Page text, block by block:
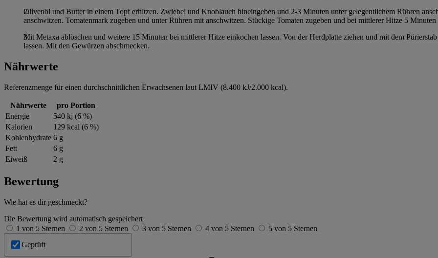
Olivenöl und Butter in einem Topf erhitzen. Zwiebel und Knoblauch hineingeben und 2-3 Minuten unter gelegentlichem Rühren
anschwitzen. Tomatenmark zugeben und unter Rühren mit anschwitzen. Stückige Tomaten zugeben und bei mittlerer Hitze 5 Minuten
Mit Metaxa ablöschen und weitere 15 Minuten bei mittlerer Hitze einkochen lassen. Von der Herdplatte ziehen und mit dem
lassen. Mit den Gewürzen abschmecken.
Nährwerte
Referenzmenge für einen durchschnittlichen Erwachsenen laut LMIV (8.400 kJ/2.000 kcal).
Nährwerte
pro Portion
Energie
540 kj (6 %)
Kalorien
129 kcal (6 %)
Kohlenhydrate 6 g
Fett
6 g
Eiweiß
2 g
Bewertung
Wie hat es dir geschmeckt?
Die Bewertung wird automatisch gespeichert
1 von 5 Sternen
2 von 5 Sternen 3 von 5 Sternen 4 von 5 Sternen
5 von 5 Sternen
Geprüft